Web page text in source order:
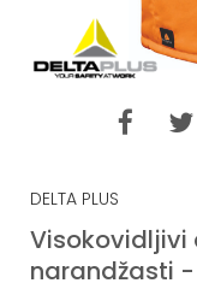
DELTA PLUS
Visokovidljivi
narandžasti -